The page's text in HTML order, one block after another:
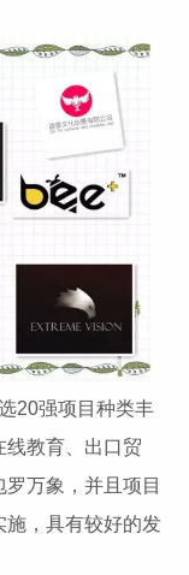
20强项目种类丰
线教育、出口贸
万象，并且项目
施，具有较好的发